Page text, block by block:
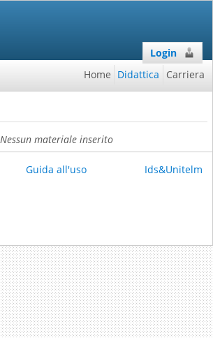
Login
Home Didattica Carriera
Nessun materiale inserito
Guida all'uso Ids&Unitelm